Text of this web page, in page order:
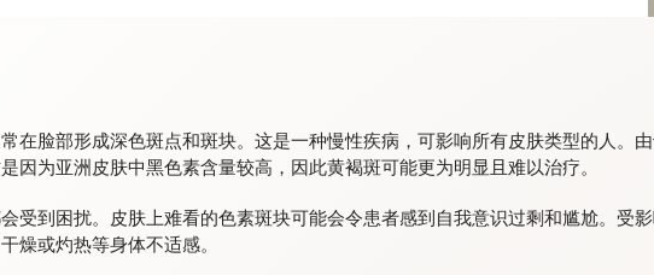
在脸部形成深色斑点和斑块。这是一种慢性疾病，可影响所有皮肤类型的人。
因为亚洲皮肤中黑色素含量较高，因此黄褐斑可能更为明显且难以治疗。
受到困扰。皮肤上难看的色素斑块可能会令患者感到自我意识过剩和尴尬。受
燥或灼热等身体不适感。